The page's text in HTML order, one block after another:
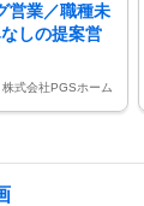
営業／職種未
しの提案営
可
株式会社PGSホーム